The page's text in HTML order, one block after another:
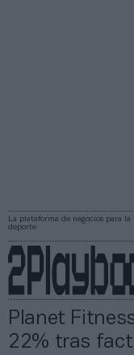
La plataforma de negocios para la
deporte
Planet
22% tras